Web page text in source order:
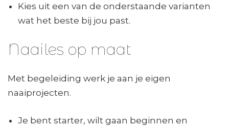
Kies uit een van de onderstaande varianten
wat het beste bij jou past.
Naailes op maat
Met begeleiding werk je aan je eigen
naaiprojecten.
Je bent starter, wilt gaan beginnen en